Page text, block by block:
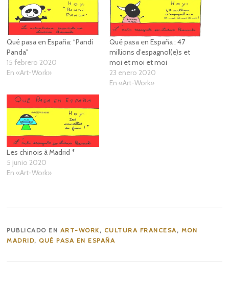
Qué pasa en España: “Pandi
Panda”
15 febrero 2020
En «Art-Work»
Qué pasa en España : 47
millions d’espagnol(e)s et
moi et moi et moi
23 enero 2020
En «Art-Work»
Les chinois à Madrid *
5 junio 2020
En «Art-Work»
PUBLICADO EN ART-WORK , CULTURA FRANCESA , MON
MADRID, QUÉ PASA EN ESPAÑA